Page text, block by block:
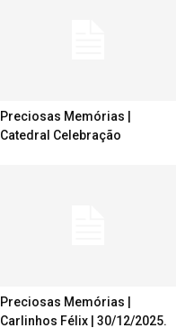
Preciosas Memórias |
Catedral Celebração
Preciosas Memórias |
Carlinhos Félix | 30/12/2025.